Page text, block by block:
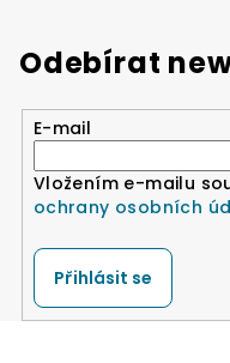
Odebírat
E-mail
Vložením e-mailu
ochrany osobních
Přihlásit se